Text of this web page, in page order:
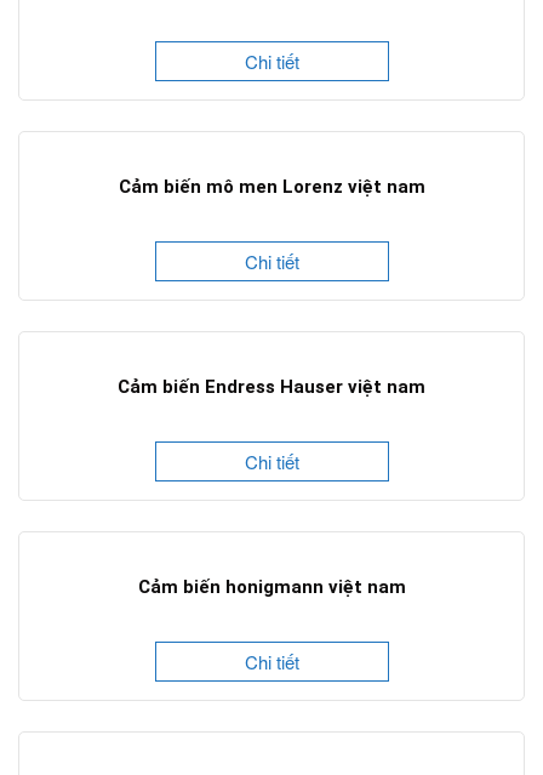
Chi tiết
Cảm biến mô men Lorenz việt nam
Chi tiết
Cảm biến Endress Hauser việt nam
Chi tiết
Cảm biến honigmann việt nam
Chi tiết